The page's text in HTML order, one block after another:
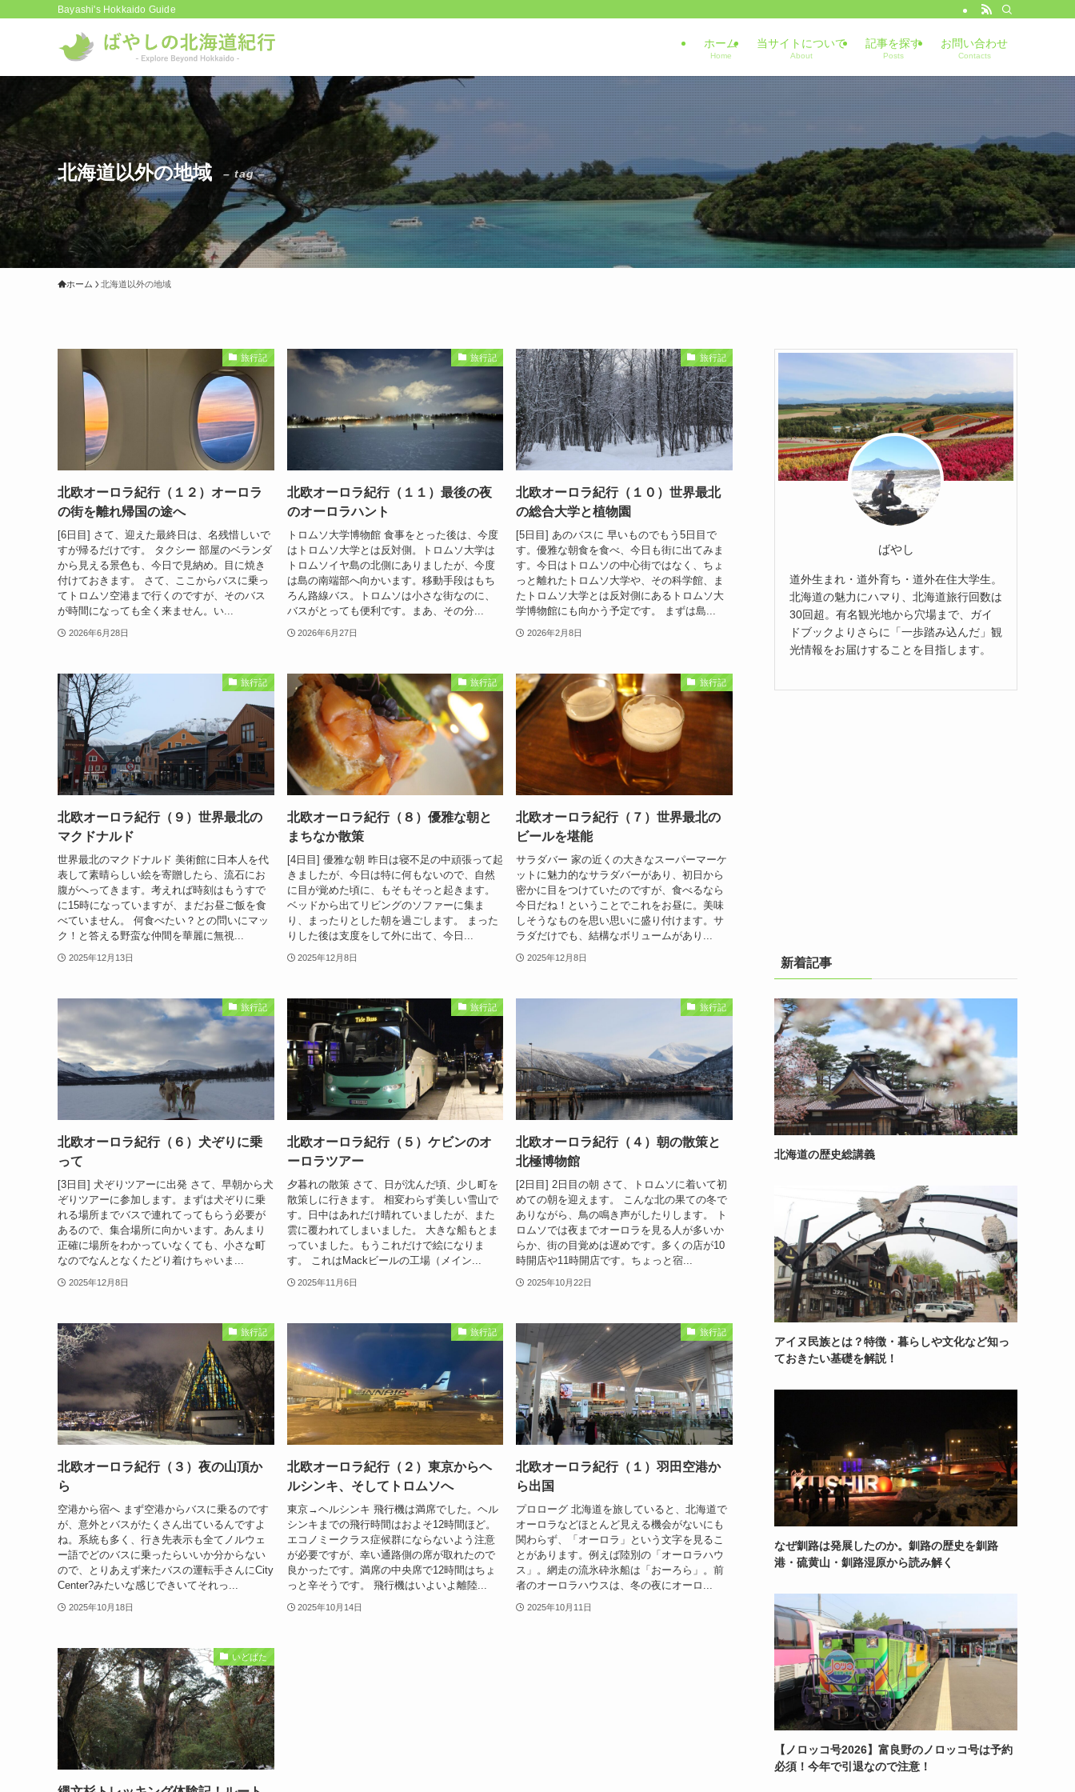
Bayashi's Hokkaido Guide
ホーム
Home
当サイトについて
About
記事を探す
Posts
お問い合わせ
Contacts
北海道以外の地域 – tag –
ホーム 北海道以外の地域
旅行記
北欧オーロラ紀行（１２）オーロラ
の街を離れ帰国の途へ
[6日目] さて、迎えた最終日は、名残惜しいで
すが帰るだけです。 タクシー 部屋のベランダ
から見える景色も、今日で見納め。目に焼き
付けておきます。 さて、ここからバスに乗っ
てトロムソ空港まで行くのですが、そのバス
が時間になっても全く来ません。い...
2026年6月28日
旅行記
北欧オーロラ紀行（１１）最後の夜
のオーロラハント
トロムソ大学博物館 食事をとった後は、今度
はトロムソ大学とは反対側。トロムソ大学は
トロムソイヤ島の北側にありましたが、今度
は島の南端部へ向かいます。移動手段はもち
ろん路線バス。トロムソは小さな街なのに、
バスがとっても便利です。まあ、その分...
2026年6月27日
旅行記
北欧オーロラ紀行（１０）世界最北
の総合大学と植物園
[5日目] あのバスに 早いものでもう5日目で
す。優雅な朝食を食べ、今日も街に出てみま
す。今日はトロムソの中心街ではなく、ちょ
っと離れたトロムソ大学や、その科学館、ま
たトロムソ大学とは反対側にあるトロムソ大
学博物館にも向かう予定です。 まずは島...
2026年2月8日
旅行記
北欧オーロラ紀行（９）世界最北の
マクドナルド
世界最北のマクドナルド 美術館に日本人を代
表して素晴らしい絵を寄贈したら、流石にお
腹がへってきます。考えれば時刻はもうすで
に15時になっていますが、まだお昼ご飯を食
べていません。 何食べたい？との問いにマッ
ク！と答える野蛮な仲間を華麗に無視...
2025年12月13日
旅行記
北欧オーロラ紀行（８）優雅な朝と
まちなか散策
[4日目] 優雅な朝 昨日は寝不足の中頑張って起
きましたが、今日は特に何もないので、自然
に目が覚めた頃に、もそもそっと起きます。
ベッドから出てリビングのソファーに集ま
り、まったりとした朝を過ごします。 まった
りした後は支度をして外に出て、今日...
2025年12月8日
旅行記
北欧オーロラ紀行（７）世界最北の
ビールを堪能
サラダバー 家の近くの大きなスーパーマーケ
ットに魅力的なサラダバーがあり、初日から
密かに目をつけていたのですが、食べるなら
今日だね！ということでこれをお昼に。美味
しそうなものを思い思いに盛り付けます。サ
ラダだけでも、結構なボリュームがあり...
2025年12月8日
旅行記
北欧オーロラ紀行（６）犬ぞりに乗
って
[3日目] 犬ぞりツアーに出発 さて、早朝から犬
ぞりツアーに参加します。まずは犬ぞりに乗
れる場所までバスで連れてってもらう必要が
あるので、集合場所に向かいます。あんまり
正確に場所をわかっていなくても、小さな町
なのでなんとなくたどり着けちゃいま...
2025年12月8日
旅行記
北欧オーロラ紀行（５）ケビンのオ
ーロラツアー
夕暮れの散策 さて、日が沈んだ頃、少し町を
散策しに行きます。 相変わらず美しい雪山で
す。日中はあれだけ晴れていましたが、また
雲に覆われてしまいました。 大きな船もとま
っていました。もうこれだけで絵になりま
す。 これはMackビールの工場（メイン...
2025年11月6日
旅行記
北欧オーロラ紀行（４）朝の散策と
北極博物館
[2日目] 2日目の朝 さて、トロムソに着いて初
めての朝を迎えます。 こんな北の果ての冬で
ありながら、鳥の鳴き声がしたりします。 ト
ロムソでは夜までオーロラを見る人が多いか
らか、街の目覚めは遅めです。多くの店が10
時開店や11時開店です。ちょっと宿...
2025年10月22日
旅行記
北欧オーロラ紀行（３）夜の山頂か
ら
空港から宿へ まず空港からバスに乗るのです
が、意外とバスがたくさん出ているんですよ
ね。系統も多く、行き先表示も全てノルウェ
ー語でどのバスに乗ったらいいか分からない
ので、とりあえず来たバスの運転手さんにCity
Center?みたいな感じできいてそれっ...
2025年10月18日
旅行記
北欧オーロラ紀行（２）東京からヘ
ルシンキ、そしてトロムソへ
東京→ヘルシンキ 飛行機は満席でした。ヘル
シンキまでの飛行時間はおよそ12時間ほど。
エコノミークラス症候群にならないよう注意
が必要ですが、幸い通路側の席が取れたので
良かったです。満席の中央席で12時間はちょ
っと辛そうです。 飛行機はいよいよ離陸...
2025年10月14日
旅行記
北欧オーロラ紀行（１）羽田空港か
ら出国
プロローグ 北海道を旅していると、北海道で
オーロラなどほとんど見える機会がないにも
関わらず、「オーロラ」という文字を見るこ
とがあります。例えば陸別の「オーロラハウ
ス」。網走の流氷砕氷船は「おーろら」。前
者のオーロラハウスは、冬の夜にオーロ...
2025年10月11日
いどばた
ばやし
道外生まれ・道外育ち・道外在住大学生。
北海道の魅力にハマり、北海道旅行回数は
30回超。有名観光地から穴場まで、ガイ
ドブックよりさらに「一歩踏み込んだ」観
光情報をお届けすることを目指します。
新着記事
北海道の歴史総講義
アイヌ民族とは？特徴・暮らしや文化など知っ
ておきたい基礎を解説！
なぜ釧路は発展したのか。釧路の歴史を釧路
港・硫黄山・釧路湿原から読み解く
【ノロッコ号2026】富良野のノロッコ号は予約
必須！今年で引退なので注意！